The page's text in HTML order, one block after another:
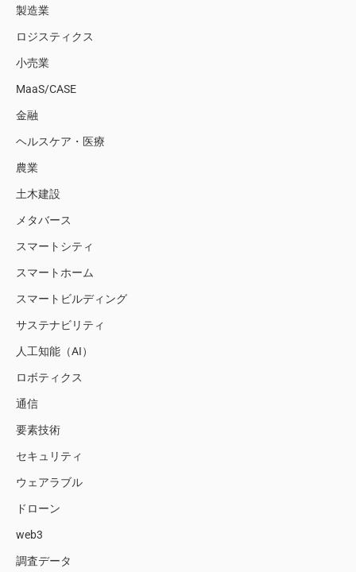
製造業
ロジスティクス
小売業
MaaS/CASE
金融
ヘルスケア・医療
農業
土木建設
メタバース
スマートシティ
スマートホーム
スマートビルディング
サステナビリティ
人工知能（AI）
ロボティクス
通信
要素技術
セキュリティ
ウェアラブル
ドローン
web3
調査データ